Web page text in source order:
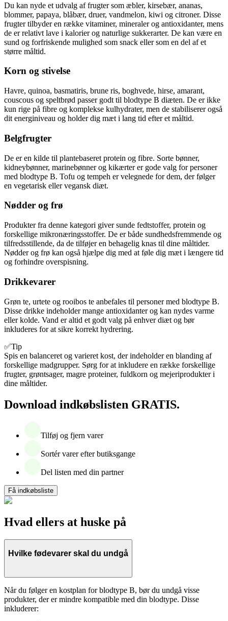
Du kan nyde et udvalg af frugter som æbler, kirsebær, ananas,
blommer, papaya, blåbær, druer, vandmelon, kiwi og citroner. Disse
frugter tilbyder en række vitaminer, mineraler og antioxidanter, mens
de er relativt lave i kalorier og naturlige sukkerarter. De kan være en
sund og forfriskende mulighed som snack eller som en del af et
større måltid.
Korn og stivelse
Havre, quinoa, basmatiris, brune ris, boghvede, hirse, amarant,
couscous og speltbrød passer godt til blodtype B diæten. De er ikke
kun rige på fibre og komplekse kulhydrater, men de stabiliserer også
dit energiniveau og holder dig mæt i lang tid efter et måltid.
Belgfrugter
De er en kilde til plantebaseret protein og fibre. Sorte bønner,
kidneybønner, marinebønner og kikærter er gode valg for personer
med blodtype B. Tofu og tempeh er velegnede for dem, der følger
en vegetarisk eller vegansk diæt.
Nødder og frø
Produkter fra denne kategori giver sunde fedtstoffer, protein og
forskellige mikronæringsstoffer. De er både sundhedsfremmende og
tilfredsstillende, da de tilføjer en behagelig knas til dine måltider.
Nødder og frø kan også hjælpe dig med at føle dig mæt i længere tid
og forhindre overspisning.
Drikkevarer
Grøn te, urtete og rooibos te anbefales til personer med blodtype B.
Disse drikke indeholder mange antioxidanter og kan nydes varme
eller kolde. Vand er altid et godt valg på enhver diæt og bør
inkluderes for at sikre korrekt hydrering.
✅Tip
Spis en balanceret og varieret kost, der indeholder en blanding af
forskellige madgrupper. Sørg for at inkludere en række forskellige
frugter, grøntsager, magre proteiner, fuldkorn og mejeriprodukter i
dine måltider.
Download indkøbslisten GRATIS.
Tilføj og fjern varer
Sortér varer efter butiksgange
Del listen med din partner
Få indkøbsliste
Hvad ellers at huske på
Hvilke fødevarer skal du undgå
Når du følger en kostplan for blodtype B, bør du undgå visse
produkter, der er mindre kompatible med din blodtype. Disse
inkluderer: